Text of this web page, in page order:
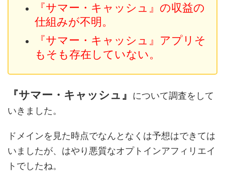
『サマー・キャッシュ』の収益の
仕組みが不明。
『サマー・キャッシュ』アプリそ
もそも存在していない。
『サマー・キャッシュ』
について調査をして
いきました。
ドメインを見た時点でなんとなくは予想はできては
いましたが、はやり悪質なオプトインアフィリエイ
トでしたね。